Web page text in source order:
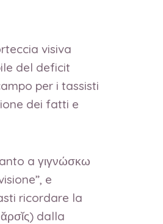
visiva
del deficit
per i tassisti
dei fatti e
a γιγνώσκω
e
ricordare la
dalla